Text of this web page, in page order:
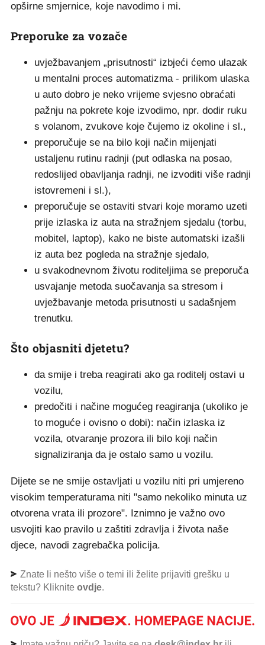
opširne smjernice, koje navodimo i mi.
Preporuke za vozače
uvježbavanjem „prisutnosti“ izbjeći ćemo ulazak
u mentalni proces automatizma - prilikom ulaska
u auto dobro je neko vrijeme svjesno obraćati
pažnju na pokrete koje izvodimo, npr. dodir ruku
s volanom, zvukove koje čujemo iz okoline i sl.,
preporučuje se na bilo koji način mijenjati
ustaljenu rutinu radnji (put odlaska na posao,
redoslijed obavljanja radnji, ne izvoditi više radnji
istovremeni i sl.),
preporučuje se ostaviti stvari koje moramo uzeti
prije izlaska iz auta na stražnjem sjedalu (torbu,
mobitel, laptop), kako ne biste automatski izašli
iz auta bez pogleda na stražnje sjedalo,
u svakodnevnom životu roditeljima se preporuča
usvajanje metoda suočavanja sa stresom i
uvježbavanje metoda prisutnosti u sadašnjem
trenutku.
Što objasniti djetetu?
da smije i treba reagirati ako ga roditelj ostavi u
vozilu,
predočiti i načine mogućeg reagiranja (ukoliko je
to moguće i ovisno o dobi): način izlaska iz
vozila, otvaranje prozora ili bilo koji način
signaliziranja da je ostalo samo u vozilu.
Dijete se ne smije ostavljati u vozilu niti pri umjereno
visokim temperaturama niti "samo nekoliko minuta uz
otvorena vrata ili prozore". Iznimno je važno ovo
usvojiti kao pravilo u zaštiti zdravlja i života naše
djece, navodi zagrebačka policija.
Znate li nešto više o temi ili želite prijaviti grešku u
tekstu? Kliknite ovdje.